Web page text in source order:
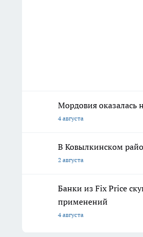
Мордовия оказалась
4 августа
В Ковылкинском
2 августа
Банки из Fix Price
применений
4 августа